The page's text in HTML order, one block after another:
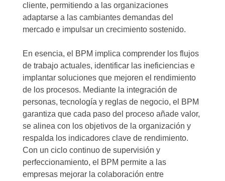
cliente, permitiendo a las organizaciones
adaptarse a las cambiantes demandas del
mercado e impulsar un crecimiento sostenido.
En esencia, el BPM implica comprender los flujos
de trabajo actuales, identificar las ineficiencias e
implantar soluciones que mejoren el rendimiento
de los procesos. Mediante la integración de
personas, tecnología y reglas de negocio, el BPM
garantiza que cada paso del proceso añade valor,
se alinea con los objetivos de la organización y
respalda los indicadores clave de rendimiento.
Con un ciclo continuo de supervisión y
perfeccionamiento, el BPM permite a las
empresas mejorar la colaboración entre